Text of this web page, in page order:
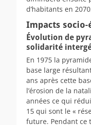
d’habitants en
Impacts socio-
Évolution de
solidarité
En 1975 la
base large
ans après cette
l’érosion de la
années ce qui
15 qui sont le «
future. Pendant ce